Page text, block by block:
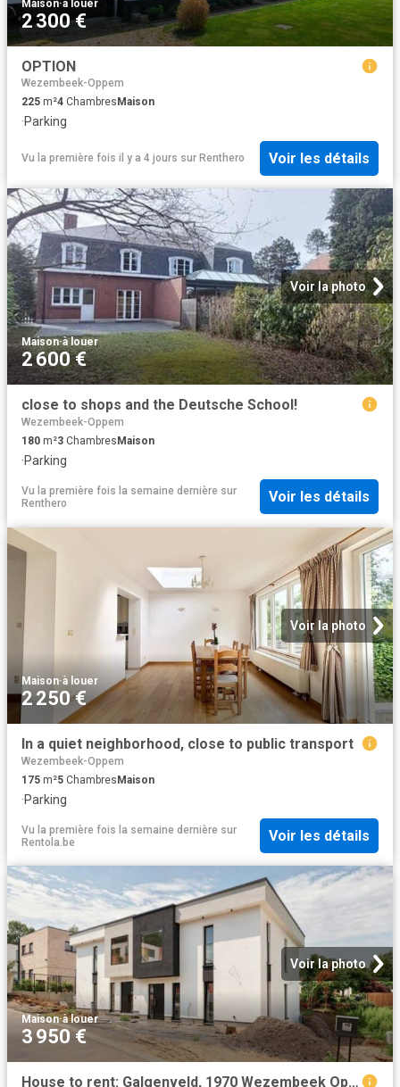
Maison·à louer
2 300 €
OPTION
Wezembeek-Oppem
225 m²4 Chambres Maison
·Parking
Vu la première fois il y a 4 jours sur Renthero Voir les détails
Voir la photo
Maison·à louer
2 600 €
close to shops and the Deutsche School!
Wezembeek-Oppem
180 m²3 Chambres Maison
·Parking
Vu la première fois la semaine dernière sur
Renthero
Voir les détails
Voir la photo
Maison·à louer
2 250 €
In a quiet neighborhood, close to public transport
Wezembeek-Oppem
175 m²5 ChambresMaison
·Parking
Vu la première fois la semaine dernière sur
Rentola.be
Voir les détails
Voir la photo
Maison·à louer
3 950 €
House to rent: Galgenveld, 1970 Wezembeek Oppem on Realo